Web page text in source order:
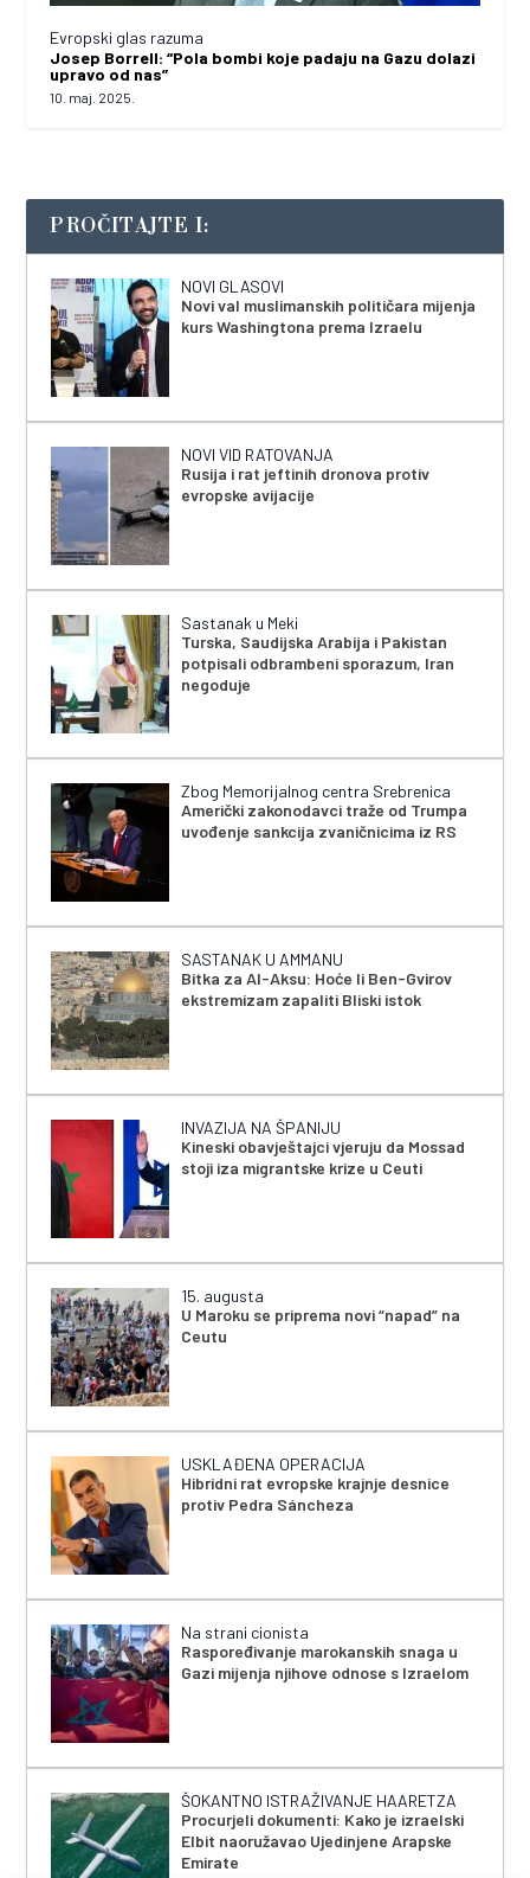
Evropski glas razuma
Josep Borrell: “Pola bombi koje padaju na Gazu dolazi
upravo od nas”
10. maj. 2025.
PROČITAJTE I:
NOVI GLASOVI
Novi val muslimanskih političara mijenja
kurs Washingtona prema Izraelu
NOVI VID RATOVANJA
Rusija i rat jeftinih dronova protiv
evropske avijacije
Sastanak u Meki
Turska, Saudijska Arabija i Pakistan
potpisali odbrambeni sporazum, Iran
negoduje
Zbog Memorijalnog centra Srebrenica
Američki zakonodavci traže od Trumpa
uvođenje sankcija zvaničnicima iz RS
SASTANAK U AMMANU
Bitka za Al-Aksu: Hoće li Ben-Gvirov
ekstremizam zapaliti Bliski istok
INVAZIJA NA ŠPANIJU
Kineski obavještajci vjeruju da Mossad
stoji iza migrantske krize u Ceuti
15. augusta
U Maroku se priprema novi “napad” na
Ceutu
USKLAĐENA OPERACIJA
Hibridni rat evropske krajnje desnice
protiv Pedra Sáncheza
Na strani cionista
Raspoređivanje marokanskih snaga u
Gazi mijenja njihove odnose s Izraelom
ŠOKANTNO ISTRAŽIVANJE HAARETZA
Procurjeli dokumenti: Kako je izraelski
Elbit naoružavao Ujedinjene Arapske
Emirate